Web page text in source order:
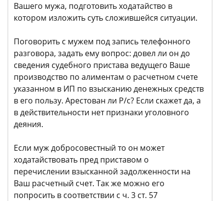
Вашего мужа, подготовить ходатайство в
котором изложить суть сложившейся ситуации.
Поговорить с мужем под запись телефонного
разговора, задать ему вопрос: довел ли он до
сведения судебного пристава ведущего Ваше
производство по алиментам о расчетном счете
указанном в ИП по взысканию денежных средств
в его пользу. Арестован ли Р/с? Если скажет да, а
в действительности нет признаки уголовного
деяния.
Если муж добросовестный то он может
ходатайствовать пред приставом о
перечислении взысканной задолженности на
Ваш расчетный счет. Так же можно его
попросить в соответствии с ч. 3 ст. 57